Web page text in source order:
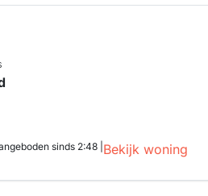
sinds 2:48 | Bekijk woning